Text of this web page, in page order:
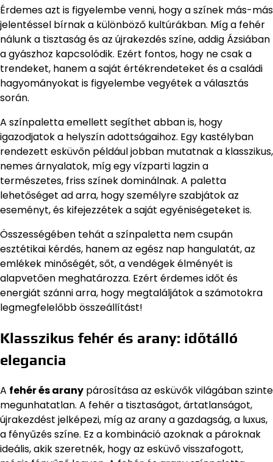
Érdemes azt is figyelembe venni, hogy a színek más-más
jelentéssel bírnak a különböző kultúrákban. Míg a fehér
nálunk a tisztaság és az újrakezdés színe, addig Ázsiában
a gyászhoz kapcsolódik. Ezért fontos, hogy ne csak a
trendeket, hanem a saját értékrendeteket és a családi
hagyományokat is figyelembe vegyétek a választás
során.
A színpaletta emellett segíthet abban is, hogy
igazodjatok a helyszín adottságaihoz. Egy kastélyban
rendezett esküvőn például jobban mutatnak a klasszikus,
nemes árnyalatok, míg egy vízparti lagzin a
természetes, friss színek dominálnak. A paletta
lehetőséget ad arra, hogy személyre szabjátok az
eseményt, és kifejezzétek a saját egyéniségeteket is.
Összességében tehát a színpaletta nem csupán
esztétikai kérdés, hanem az egész nap hangulatát, az
emlékek minőségét, sőt, a vendégek élményét is
alapvetően meghatározza. Ezért érdemes időt és
energiát szánni arra, hogy megtaláljátok a számotokra
legmegfelelőbb összeállítást!
Klasszikus fehér és arany: időtálló
elegancia
A fehér és arany párosítása az esküvők világában szinte
megunhatatlan. A fehér a tisztaságot, ártatlanságot,
újrakezdést jelképezi, míg az arany a gazdagság, a luxus,
a fényűzés színe. Ez a kombináció azoknak a pároknak
ideális, akik szeretnék, hogy az esküvő visszafogott,